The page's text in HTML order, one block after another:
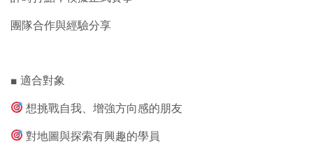
團隊合作與經驗分享
■ 適合對象
想挑戰自我、增強方向感的朋友
對地圖與探索有興趣的學員